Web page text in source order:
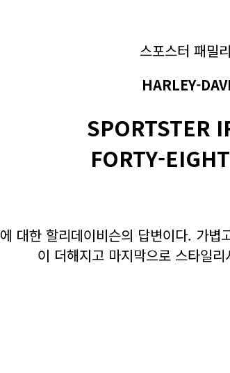
스포스터 패밀
HARLEY-
SPORTSTER
FORTY-
대한 할리데이비슨의 답변이다. 가
이 더해지고 마지막으로 스타일